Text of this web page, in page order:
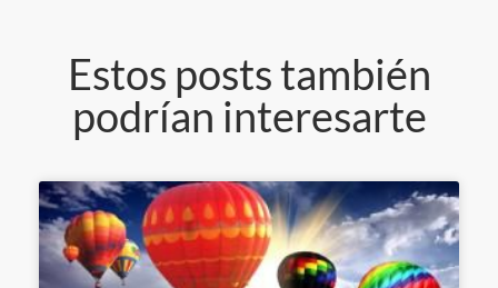
Estos posts también
podrían interesarte